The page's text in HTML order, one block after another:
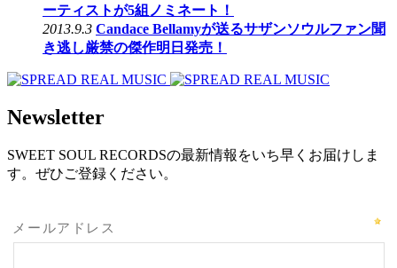
ーティストが5組ノミネート！
2013.9.3 Candace Bellamyが送るサザンソウルファン聞
き逃し厳禁の傑作明日発売！
Newsletter
SWEET SOUL RECORDSの最新情報をいち早くお届けしま
す。ぜひご登録ください。